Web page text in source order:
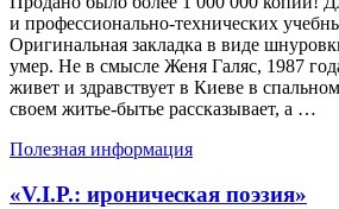
и профессионально-технических
Оригинальная закладка в виде
умер. Не в смысле Женя Галяс, 1987
живет и здравствует в Киеве в
своем житье-бытье рассказывает, а …
Полезная информация
«V.I.P.: ироническая поэзия»